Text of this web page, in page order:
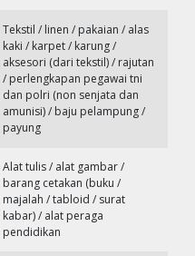
Tekstil / linen / pakaian / alas
kaki / karpet / karung /
aksesori (dari tekstil) / rajutan
/ perlengkapan pegawai tni
dan polri (non senjata dan
amunisi) / baju pelampung /
payung
Alat tulis / alat gambar /
barang cetakan (buku /
majalah / tabloid / surat
kabar) / alat peraga
pendidikan